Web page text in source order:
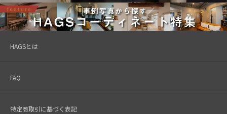
HAGSとは
FAQ
特定商取引に基づく表記